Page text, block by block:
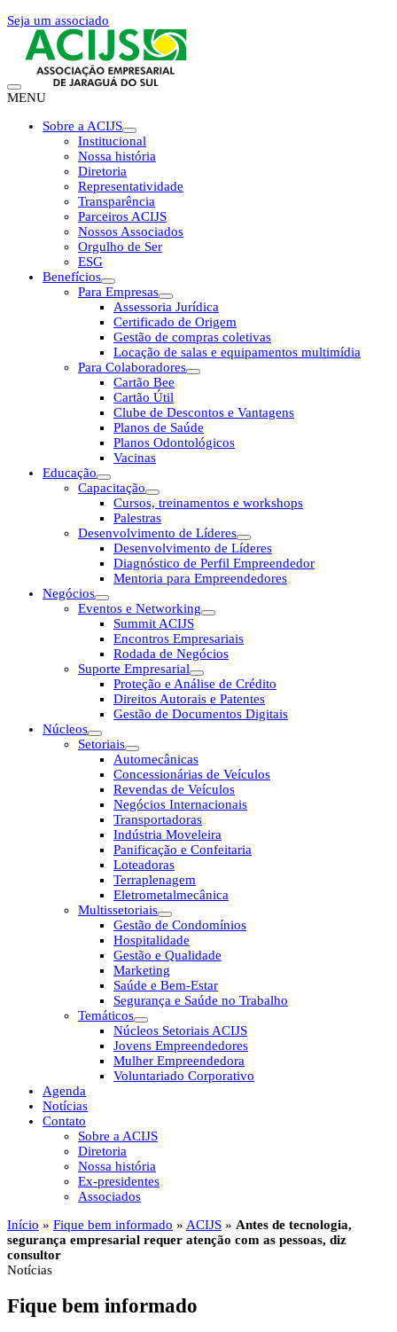
Seja um associado
MENU
Sobre a ACIJS
Institucional
Nossa história
Diretoria
Representatividade
Transparência
Parceiros ACIJS
Nossos Associados
Orgulho de Ser
ESG
Benefícios
Para Empresas
Assessoria Jurídica
Certificado de Origem
Gestão de compras coletivas
Locação de salas e equipamentos multimídia
Para Colaboradores
Cartão Bee
Cartão Útil
Clube de Descontos e Vantagens
Planos de Saúde
Planos Odontológicos
Vacinas
Educação
Capacitação
Cursos, treinamentos e workshops
Palestras
Desenvolvimento de Líderes
Desenvolvimento de Líderes
Diagnóstico de Perfil Empreendedor
Mentoria para Empreendedores
Negócios
Eventos e Networking
Summit ACIJS
Encontros Empresariais
Rodada de Negócios
Suporte Empresarial
Proteção e Análise de Crédito
Direitos Autorais e Patentes
Gestão de Documentos Digitais
Núcleos
Setoriais
Automecânicas
Concessionárias de Veículos
Revendas de Veículos
Negócios Internacionais
Transportadoras
Indústria Moveleira
Panificação e Confeitaria
Loteadoras
Terraplenagem
Eletrometalmecânica
Multissetoriais
Gestão de Condomínios
Hospitalidade
Gestão e Qualidade
Marketing
Saúde e Bem-Estar
Segurança e Saúde no Trabalho
Temáticos
Núcleos Setoriais ACIJS
Jovens Empreendedores
Mulher Empreendedora
Voluntariado Corporativo
Agenda
Notícias
Contato
Sobre a ACIJS
Diretoria
Nossa história
Ex-presidentes
Associados
Início » Fique bem informado » ACIJS » Antes de tecnologia,
segurança empresarial requer atenção com as pessoas, diz
consultor
Notícias
Fique bem informado